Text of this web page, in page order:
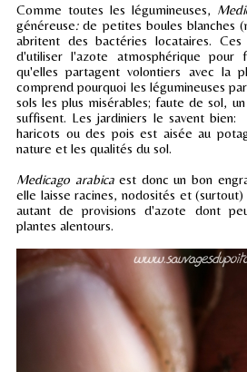
Comme toutes les légumineuses,
généreuse:de petites boules blanches
abritent des bactéries locataires. Ces
d'utiliser l'azote atmosphérique pour
qu'elles partagent volontiers avec la
comprend pourquoi les légumineuses
sols les plus misérables; faute de sol,
suffisent. Les jardiniers le savent
haricots ou des pois est aisée au
nature et les qualités du sol.
Medicago arabicaest donc un bon
elle laisse racines, nodosités et
autant de provisions d'azote dont
plantes alentours.